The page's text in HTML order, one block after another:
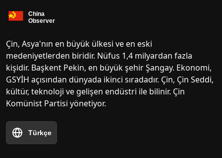
Çin, Asya'nın en büyük ülkesi ve en eski
medeniyetlerden biridir. Nüfus 1,4 milyardan fazla
kişidir. Başkent Pekin, en büyük şehir Şangay. Ekonomi,
GSYİH açısından dünyada ikinci sıradadır. Çin, Çin Seddi,
kültür, teknoloji ve gelişen endüstri ile bilinir. Çin
Komünist Partisi yönetiyor.
Türkçe